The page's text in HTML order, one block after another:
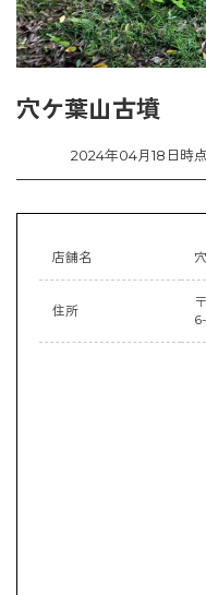
穴ケ葉山古墳
2024年04月18日時
店舗名
住所